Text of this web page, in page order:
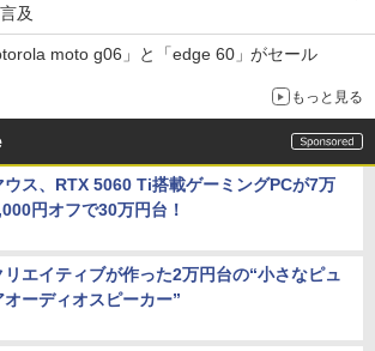
及
moto g06」と「edge 60」がセール
もっと見る
ウス、RTX 5060 Ti搭載ゲーミングPCが7万
円オフで30万円台！
リエイティブが作った2万円台の“小さなピュ
オーディオスピーカー”